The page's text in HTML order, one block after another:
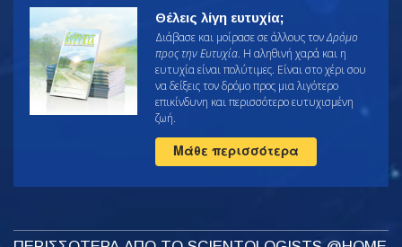
Θέλεις λίγη ευτυχία;
Διάβασε και μοίρασε σε άλλους τονΔρόμο
προς την Ευτυχία. Η αληθινή χαρά και η
ευτυχία είναι πολύτιμες. Είναι στο χέρι σου
να δείξεις τον δρόμο προς μια λιγότερο
επικίνδυνη και περισσότερο ευτυχισμένη
ζωή.
Μάθε περισσότερα